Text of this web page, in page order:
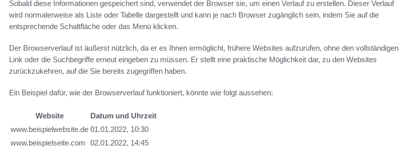
Sobald diese Informationen gespeichert sind, verwendet der Browser sie, um einen Verlauf zu erstellen. Dieser Verlauf
wird normalerweise als Liste oder Tabelle dargestellt und kann je nach Browser zugänglich sein, indem Sie auf die
entsprechende Schaltfläche oder das Menü klicken.
Der Browserverlauf ist äußerst nützlich, da er es Ihnen ermöglicht, frühere Websites aufzurufen, ohne den vollständigen
Link oder die Suchbegriffe erneut eingeben zu müssen. Er stellt eine praktische Möglichkeit dar, zu den Websites
zurückzukehren, auf die Sie bereits zugegriffen haben.
Ein Beispiel dafür, wie der Browserverlauf funktioniert, könnte wie folgt aussehen:
Website
Datum und Uhrzeit
www.beispielwebsite.de 01.01.2022, 10:30
www.beispielseite.com
02.01.2022, 14:45